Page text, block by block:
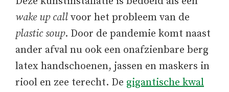
wake up call voor het probleem van de
plastic soup. Door de pandemie komt naast
ander afval nu ook een onafzienbare berg
latex handschoenen, jassen en maskers in
riool en zee terecht. De gigantische kwal